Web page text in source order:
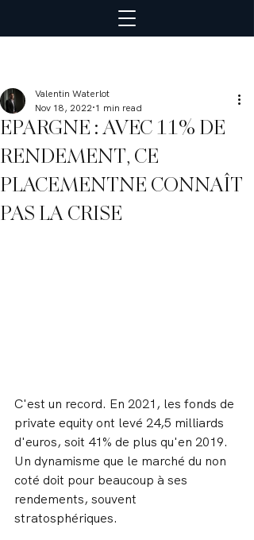
EPARGNE : AVEC 11% DE
RENDEMENT, CE
PLACEMENTNE CONNAÎT
PAS LA CRISE
Valentin Waterlot
Nov 18, 2022 1 min read
C'est un record. En 2021, les fonds de
private equity ont levé 24,5 milliards
d'euros, soit 41% de plus qu'en 2019.
Un dynamisme que le marché du non
coté doit pour beaucoup à ses
rendements, souvent
stratosphériques.